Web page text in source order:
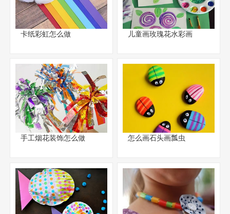
卡纸彩虹怎么做 儿童画玫瑰花水彩画
手工烟花装饰怎么做 怎么画石头画瓢虫